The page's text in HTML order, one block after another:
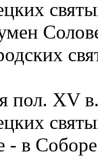
пол. XV
- в